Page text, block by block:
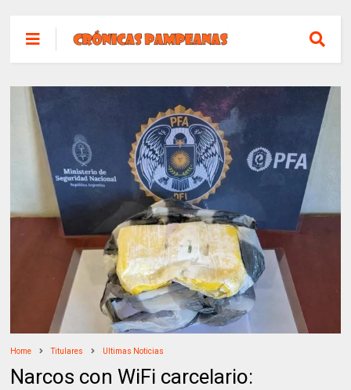
Home Titulares Ultimas Noticias
Narcos con WiFi carcelario: